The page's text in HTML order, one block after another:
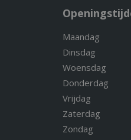
Maandag
Dinsdag
Woensdag
Donderdag
Vrijdag
Zaterdag
Zondag